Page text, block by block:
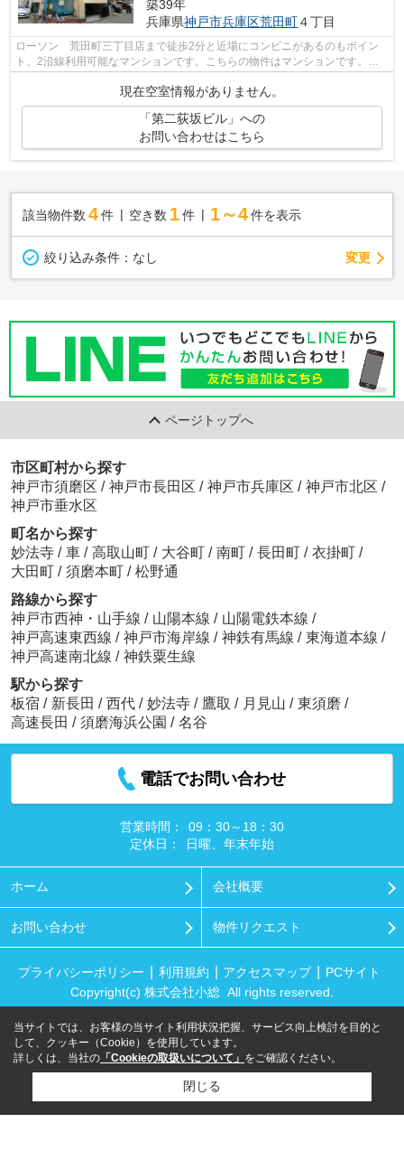
築39年
兵庫県神戸市兵庫区荒田町４丁目
ローソン 荒田町三丁目店まで徒歩2分と近場にコンビニがあるのもポイン
ト。2沿線利用可能なマンションです。こちらの物件はマンションです。駅
現在空室情報がありません。
「第二荻坂ビル」への
お問い合わせはこちら
該当物件数 4件 空き数 1 件 1～4 件を表示
絞り込み条件： なし 変更
ページトップへ
市区町村から探す
神戸市須磨区 / 神戸市長田区 / 神戸市兵庫区 / 神戸市北区 /
神戸市垂水区
町名から探す
妙法寺 / 車 / 高取山町 / 大谷町 / 南町 / 長田町 / 衣掛町 /
大田町 / 須磨本町 / 松野通
路線から探す
神戸市西神・山手線 / 山陽本線 / 山陽電鉄本線 /
神戸高速東西線 / 神戸市海岸線 / 神鉄有馬線 / 東海道本線 /
神戸高速南北線 / 神鉄粟生線
駅から探す
板宿 / 新長田 / 西代 / 妙法寺 / 鷹取 / 月見山 / 東須磨 /
高速長田 / 須磨海浜公園 / 名谷
電話でお問い合わせ
営業時間：
09：30～18：30
定休日：
日曜、年末年始
ホーム 会社概要
お問い合わせ 物件リクエスト
プライバシーポリシー 利用規約 アクセスマップ
PCサイト
Copyright(c) 株式会社小総 All rights reserved.
当サイトでは、お客様の当サイト利用状況把握、サービス向上検討を目的と
して、クッキー（Cookie）を使用しています。
詳しくは、当社の 「Cookieの取扱いについて」 をご確認ください。
閉じる